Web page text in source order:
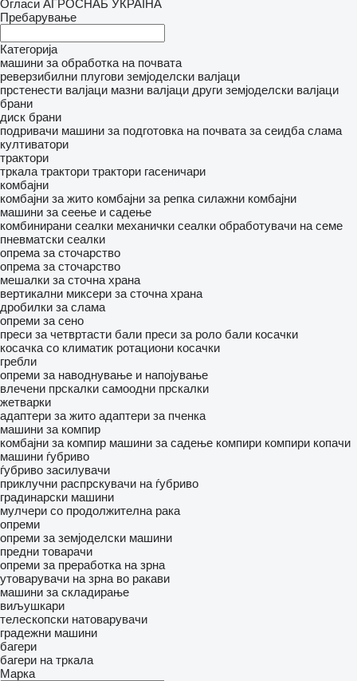
Огласи АГРОСНАБ УКРАЇНА
Пребарување
Категорија
машини за обработка на почвата
реверзибилни плугови земјоделски валјаци
прстенести валјаци мазни валјаци други земјоделски валјаци
брани
диск брани
подривачи машини за подготовка на почвата за сеидба слама
култиватори
трактори
тркала трактори трактори гасеничари
комбајни
комбајни за жито комбајни за репка силажни комбајни
машини за сеење и садење
комбинирани сеалки механички сеалки обработувачи на семе
пневматски сеалки
опрема за сточарство
опрема за сточарство
мешалки за сточна храна
вертикални миксери за сточна храна
дробилки за слама
опреми за сено
преси за четвртасти бали преси за роло бали косачки
косачка со климатик ротациони косачки
гребли
опреми за наводнување и напојување
влечени прскалки самоодни прскалки
жетварки
адаптери за жито адаптери за пченка
машини за компир
комбајни за компир машини за садење компири компири копачи
машини ѓубриво
ѓубриво засилувачи
приклучни распрскувачи на ѓубриво
градинарски машини
мулчери со продолжителна рака
опреми
опреми за земјоделски машини
предни товарачи
опреми за преработка на зрна
утоварувачи на зрна во ракави
машини за складирање
виљушкари
телескопски натоварувачи
градежни машини
багери
багери на тркала
Марка